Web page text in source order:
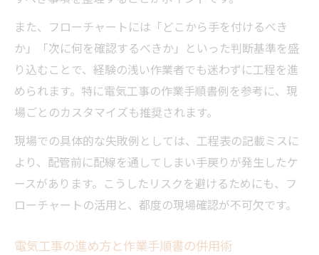
また、フローチャートには「どこから手を付けるべき
か」「次に何を確認するべきか」といった判断基準を盛
り込むことで、経験の浅い作業者でも迷わずに工程を進
められます。特に電気工事の作業手順書例を参考に、現
場ごとのカスタマイズも推奨されます。
現場での具体的な失敗例としては、工程表の記載ミスに
より、配管前に配線を通してしまい手戻りが発生したケ
ースがあります。こうしたリスクを避けるためにも、フ
ローチャートの活用と、都度の現場確認が不可欠です。
電気工事の進め方と作業手順書の併用術